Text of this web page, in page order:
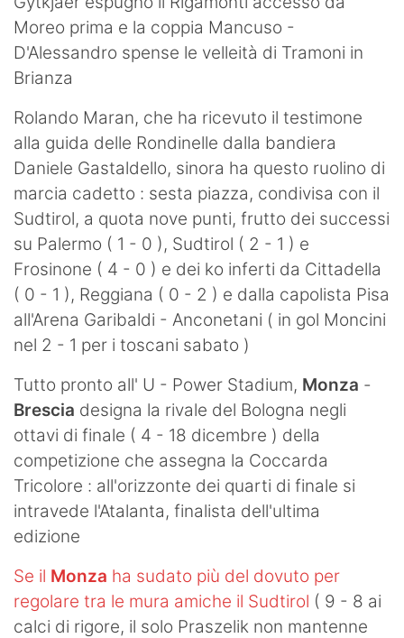
Moreo prima e la coppia Mancuso -
D'Alessandro spense le velleità di Tramoni in
Brianza
Rolando Maran, che ha ricevuto il testimone
alla guida delle Rondinelle dalla bandiera
Daniele Gastaldello, sinora ha questo ruolino di
marcia cadetto : sesta piazza, condivisa con il
Sudtirol, a quota nove punti, frutto dei successi
su Palermo ( 1 - 0 ), Sudtirol ( 2 - 1 ) e
Frosinone ( 4 - 0 ) e dei ko inferti da Cittadella
( 0 - 1 ), Reggiana ( 0 - 2 ) e dalla capolista Pisa
all'Arena Garibaldi - Anconetani ( in gol Moncini
nel 2 - 1 per i toscani sabato )
Tutto pronto all' U - Power Stadium, Monza -
Brescia designa la rivale del Bologna negli
ottavi di finale ( 4 - 18 dicembre ) della
competizione che assegna la Coccarda
Tricolore : all'orizzonte dei quarti di finale si
intravede l'Atalanta, finalista dell'ultima
edizione
Se il Monza ha sudato più del dovuto per
regolare tra le mura amiche il Sudtirol ( 9 - 8 ai
calci di rigore, il solo Praszelik non mantenne